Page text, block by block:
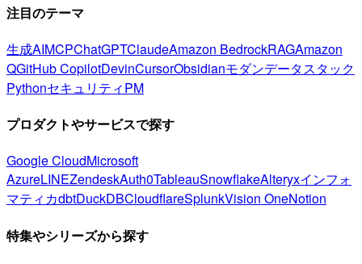
注目のテーマ
生成AIMCPChatGPTClaudeAmazon BedrockRAGAmazon
QGitHub CopilotDevinCursorObsidianモダンデータスタック
PythonセキュリティPM
プロダクトやサービスで探す
Google CloudMicrosoft
AzureLINEZendeskAuth0TableauSnowflakeAlteryxインフォ
マティカdbtDuckDBCloudflareSplunkVision OneNotion
特集やシリーズから探す